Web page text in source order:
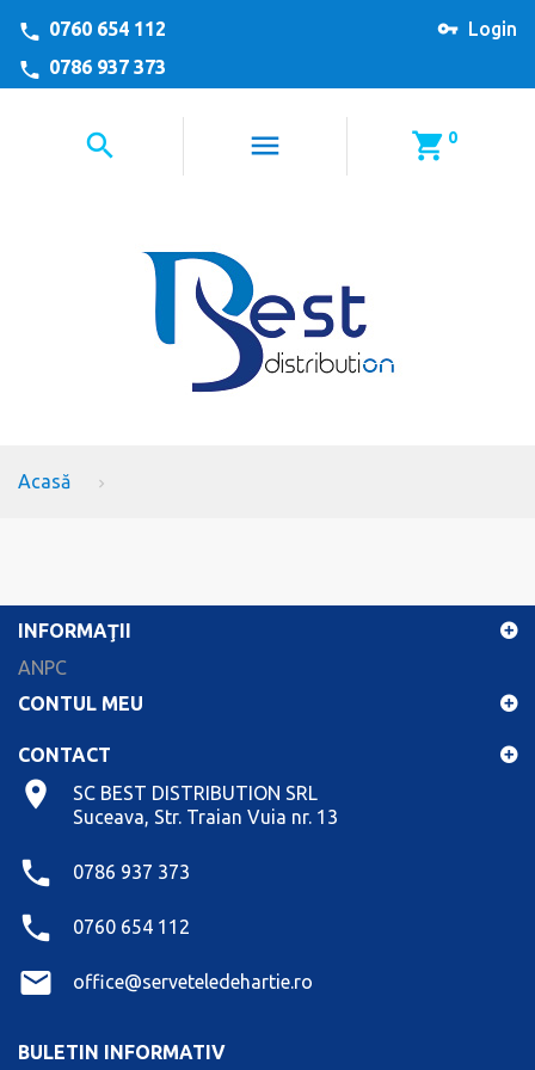
Login
0760 654 112
0786 937 373
0
Acasă
INFORMAŢII
ANPC
CONTUL MEU
CONTACT
SC BEST DISTRIBUTION SRL
Suceava, Str. Traian Vuia nr. 13
0786 937 373
0760 654 112
office@serveteledehartie.ro
BULETIN INFORMATIV